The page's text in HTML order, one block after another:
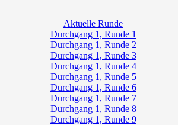
Aktuelle Runde
Durchgang 1, Runde 1
Durchgang 1, Runde 2
Durchgang 1, Runde 3
Durchgang 1, Runde 4
Durchgang 1, Runde 5
Durchgang 1, Runde 6
Durchgang 1, Runde 7
Durchgang 1, Runde 8
Durchgang 1, Runde 9